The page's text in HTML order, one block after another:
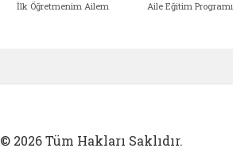
İlk Öğretmenim Ailem Aile Eğitim Programı
© 2026 Tüm Hakları Saklıdır.